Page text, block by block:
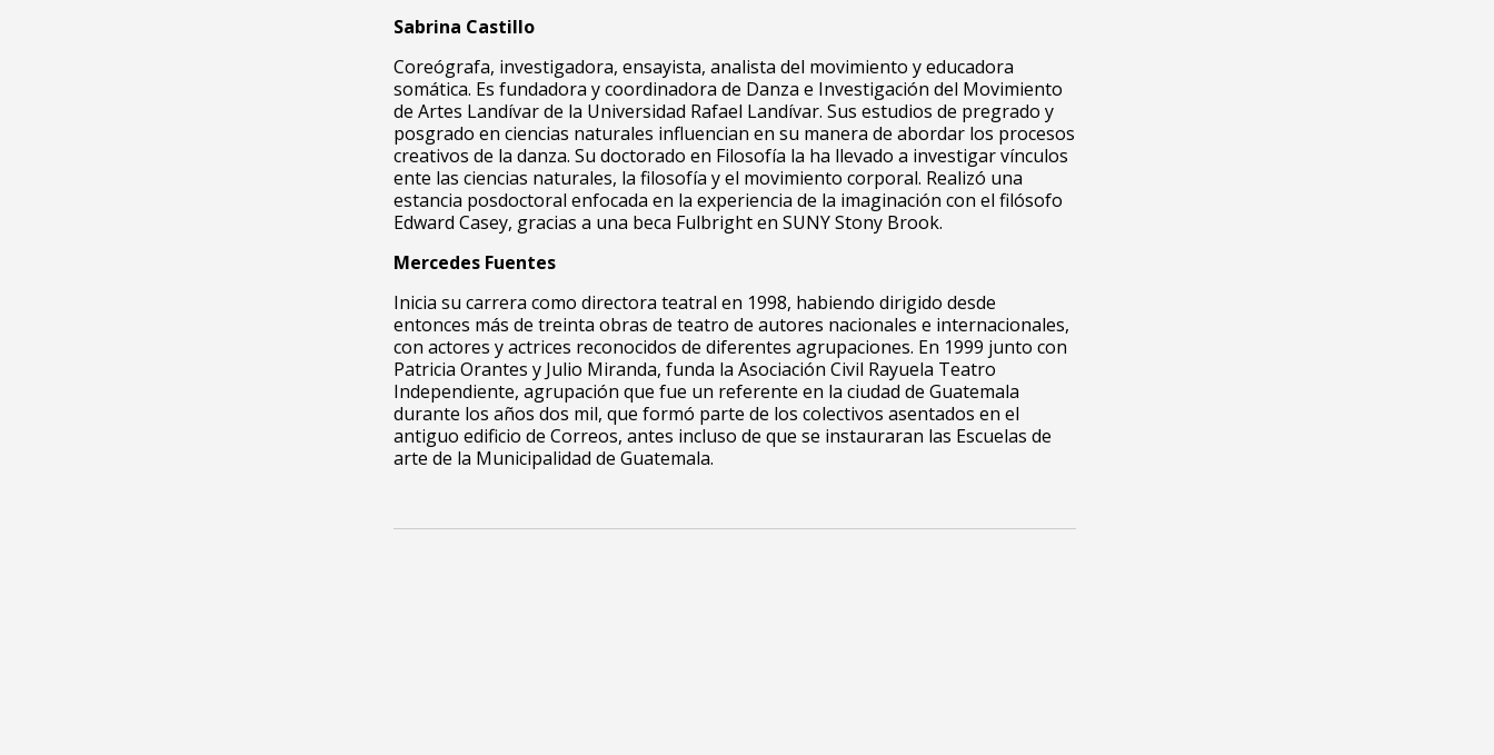
Sabrina Castillo
Coreógrafa, investigadora, ensayista, analista del movimiento y educadora
somática. Es fundadora y coordinadora de Danza e Investigación del Movimiento
de Artes Landívar de la Universidad Rafael Landívar. Sus estudios de pregrado y
posgrado en ciencias naturales influencian en su manera de abordar los procesos
creativos de la danza. Su doctorado en Filosofía la ha llevado a investigar vínculos
ente las ciencias naturales, la filosofía y el movimiento corporal. Realizó una
estancia posdoctoral enfocada en la experiencia de la imaginación con el filósofo
Edward Casey, gracias a una beca Fulbright en SUNY Stony Brook.
Mercedes Fuentes
Inicia su carrera como directora teatral en 1998, habiendo dirigido desde
entonces más de treinta obras de teatro de autores nacionales e internacionales,
con actores y actrices reconocidos de diferentes agrupaciones. En 1999 junto con
Patricia Orantes y Julio Miranda, funda la Asociación Civil Rayuela Teatro
Independiente, agrupación que fue un referente en la ciudad de Guatemala
durante los años dos mil, que formó parte de los colectivos asentados en el
antiguo edificio de Correos, antes incluso de que se instauraran las Escuelas de
arte de la Municipalidad de Guatemala.